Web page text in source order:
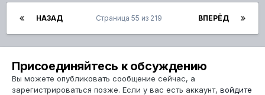
НАЗАД ВПЕРЁД
Страница 55 из 219
Присоединяйтесь к обсуждению
Вы можете опубликовать сообщение сейчас, а
зарегистрироваться позже. Если у вас есть аккаунт, войдите